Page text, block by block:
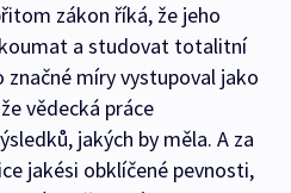
zákon říká, že jeho
a studovat totalitní
míry vystupoval jako
vědecká práce
jakých by měla. A za
jakési obklíčené pevnosti,